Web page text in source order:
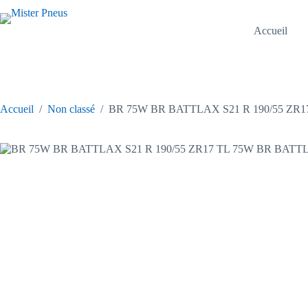
au
Accueil
Accueil / Non classé / BR 75W BR BATTLAX S21 R 190/55